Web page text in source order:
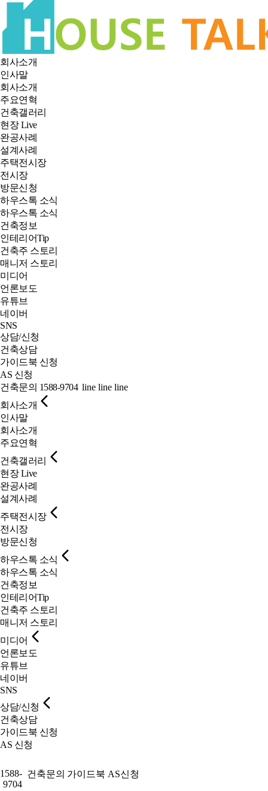
회사소개
인사말
회사소개
주요연혁
건축갤러리
현장 Live
완공사례
설계사례
주택전시장
전시장
방문신청
하우스톡 소식
하우스톡 소식
건축정보
인테리어Tip
건축주 스토리
매니저 스토리
미디어
언론보도
유튜브
네이버
SNS
상담/신청
건축상담
가이드북 신청
AS 신청
건축문의 1588-9704 line line line
회사소개
인사말
회사소개
주요연혁
건축갤러리
현장 Live
완공사례
설계사례
주택전시장
전시장
방문신청
하우스톡 소식
하우스톡 소식
건축정보
인테리어Tip
건축주 스토리
매니저 스토리
미디어
언론보도
유튜브
네이버
SNS
상담/신청
건축상담
가이드북 신청
AS 신청
1588-
9704
건축문의 가이드북 AS신청